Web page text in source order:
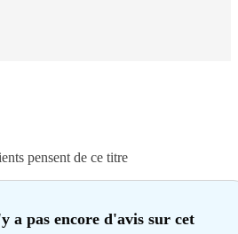
pensent de ce titre
a pas encore d'avis sur cet